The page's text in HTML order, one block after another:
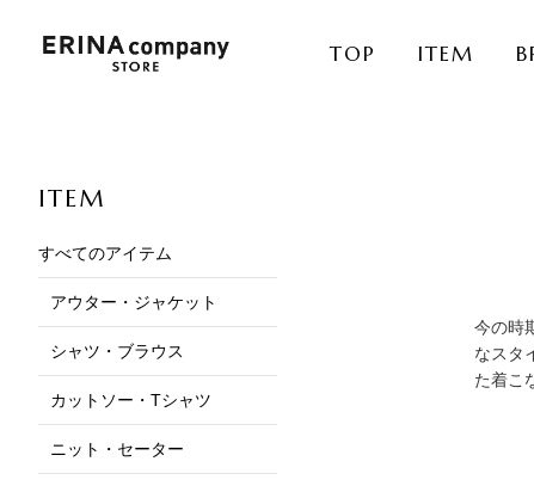
TOP ITEM
ITEM
すべてのアイテム
アウター・ジャケット
シャツ・ブラウス
カットソー・Tシャツ
ニット・セーター
今の時
なスタ
た着こ